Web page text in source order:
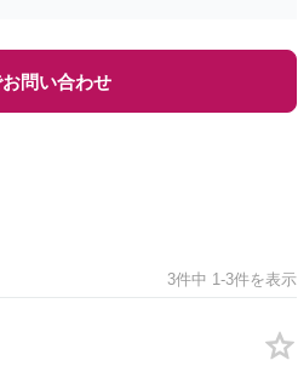
問い合わせ
3件中 1-3件を表示